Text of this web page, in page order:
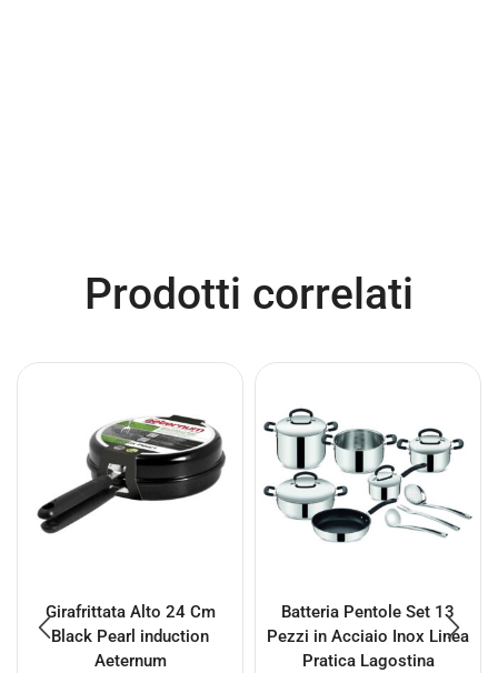
Prodotti correlati
Girafrittata Alto 24 Cm
Black Pearl induction
Aeternum
Batteria Pentole Set 13
Pezzi in Acciaio Inox Linea
Pratica Lagostina